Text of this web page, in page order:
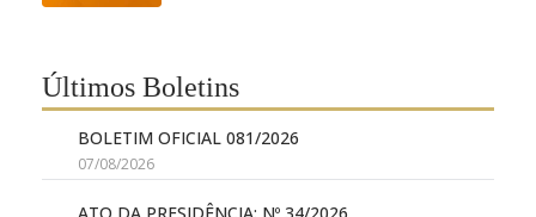
Últimos Boletins
BOLETIM OFICIAL 081/2026
07/08/2026